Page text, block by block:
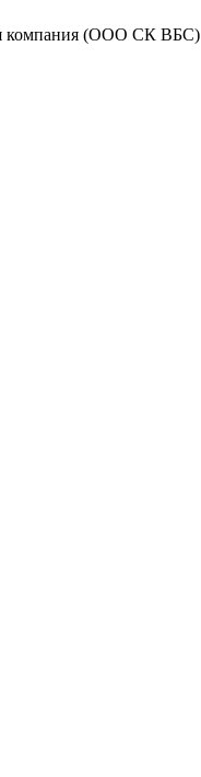
компания (ООО СК ВБС)